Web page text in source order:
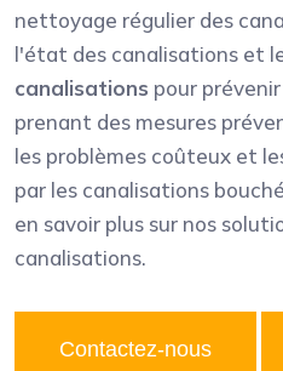
nettoyage régulier des
l'état des canalisations et
canalisations pour
prenant des mesures
les problèmes coûteux et
par les canalisations
en savoir plus sur nos
canalisations.
Contactez-nous